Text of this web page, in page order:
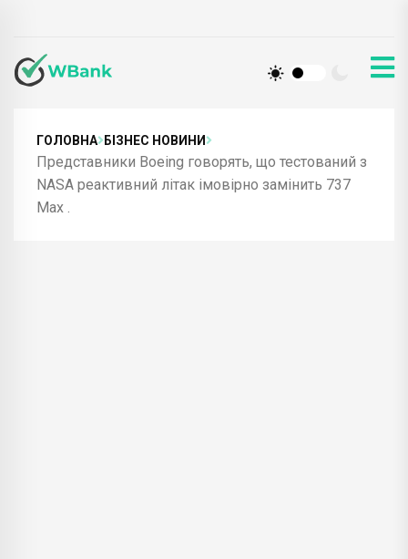
ГОЛОВНА БІЗНЕС НОВИНИ
Представники Boeing говорять, що тестований з
NASA реактивний літак імовірно замінить 737
Max .